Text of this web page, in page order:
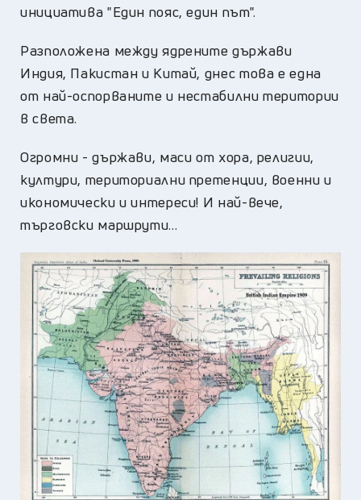
инициатива "Един пояс, един път".
Разположена между ядрените държави
Индия, Пакистан и Китай, днес това е една
от най-оспорваните и нестабилни територии
в света.
Огромни - държави, маси от хора, религии,
култури, териториални претенции, военни и
икономически и интереси! И най-вече,
търговски маршрути...